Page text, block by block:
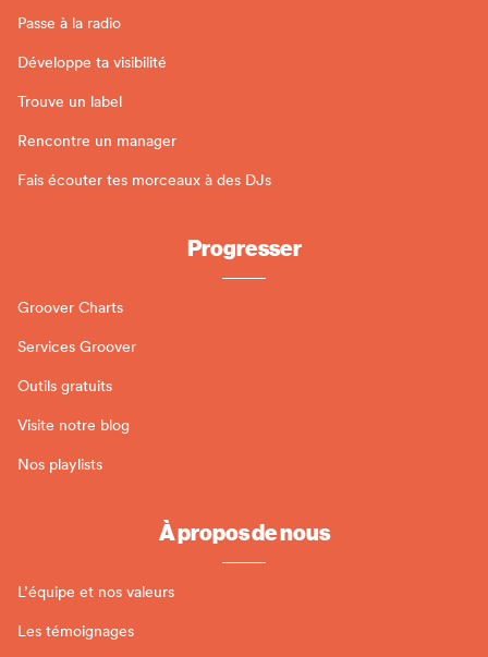
Passe à la radio
Développe ta visibilité
Trouve un label
Rencontre un manager
Fais écouter tes morceaux à des DJs
Progresser
Groover Charts
Services Groover
Outils gratuits
Visite notre blog
Nos playlists
À propos de nous
L’équipe et nos valeurs
Les témoignages